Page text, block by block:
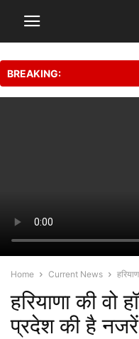
BREAKING:
Home Current News
हरियाणा की वो
प्रदेश की है नजरें